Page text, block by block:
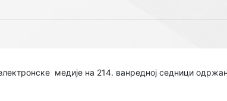
медије на 214. ванредној седници